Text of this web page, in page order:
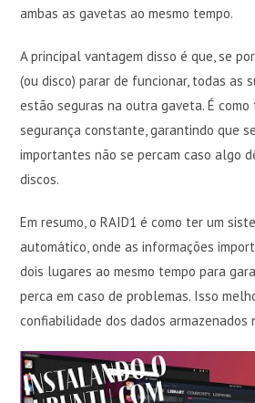
ambas as gavetas ao mesmo tempo.
A principal vantagem disso é que, se
(ou disco) parar de funcionar, todas as
estão seguras na outra gaveta. É como
segurança constante, garantindo que
importantes não se percam caso algo
discos.
Em resumo, o RAID1 é como ter um
automático, onde as informações
dois lugares ao mesmo tempo para
perca em caso de problemas. Isso
confiabilidade dos dados armazenados